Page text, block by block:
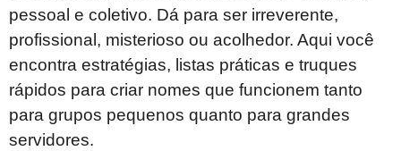
pessoal e coletivo. Dá para ser irreverente,
profissional, misterioso ou acolhedor. Aqui você
encontra estratégias, listas práticas e truques
rápidos para criar nomes que funcionem tanto
para grupos pequenos quanto para grandes
servidores.